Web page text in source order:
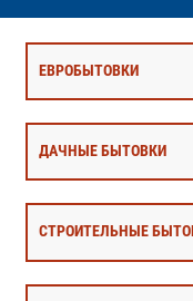
ЕВРОБЫТОВКИ
ДАЧНЫЕ БЫТОВКИ
СТРОИТЕЛЬНЫЕ